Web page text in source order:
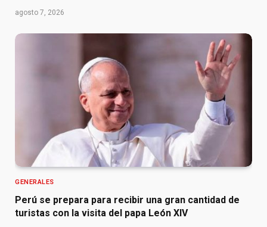
agosto 7, 2026
GENERALES
Perú se prepara para recibir una gran cantidad de
turistas con la visita del papa León XIV